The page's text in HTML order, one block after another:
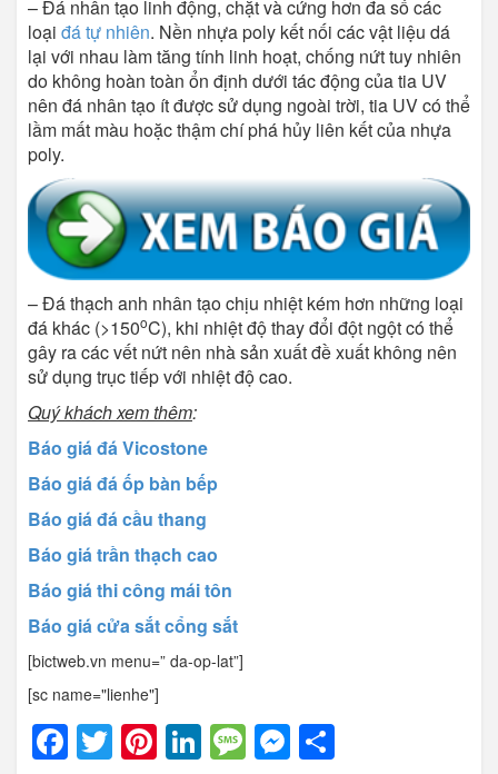
– Đá nhân tạo linh động, chặt và cứng hơn đa số các
loại đá tự nhiên. Nền nhựa poly kết nối các vật liệu dá
lại với nhau làm tăng tính linh hoạt, chống nứt tuy nhiên
do không hoàn toàn ổn định dưới tác động của tia UV
nên đá nhân tạo ít được sử dụng ngoài trời, tia UV có thể
lầm mất màu hoặc thậm chí phá hủy liên kết của nhựa
poly.
– Đá thạch anh nhân tạo chịu nhiệt kém hơn những loại
đá khác (>150oC), khi nhiệt độ thay đổi đột ngột có thể
gây ra các vết nứt nên nhà sản xuất đề xuất không nên
sử dụng trục tiếp với nhiệt độ cao.
Quý khách xem thêm:
Báo giá đá Vicostone
Báo giá đá ốp bàn bếp
Báo giá đá cầu thang
Báo giá trần thạch cao
Báo giá thi công mái tôn
Báo giá cửa sắt cổng sắt
[bictweb.vn menu=” da-op-lat”]
[sc name="lienhe"]
Facebook
Twitter
Pinterest
LinkedIn
Message
Messenger